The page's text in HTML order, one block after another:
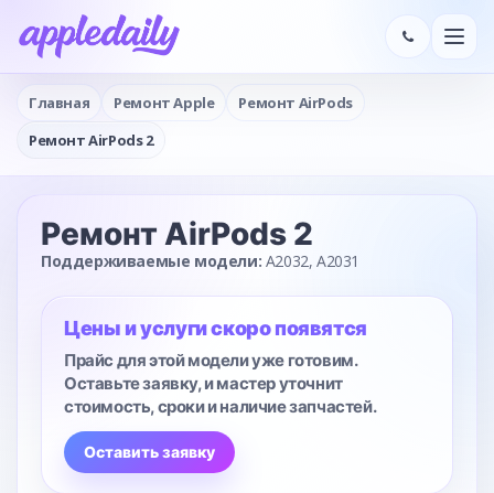
Главная Ремонт Apple
Ремонт AirPods
Ремонт AirPods 2
Ремонт AirPods 2
Поддерживаемые модели: A2032, A2031
Цены и услуги скоро появятся
Прайс для этой модели уже готовим.
Оставьте заявку, и мастер уточнит
стоимость, сроки и наличие запчастей.
Оставить заявку